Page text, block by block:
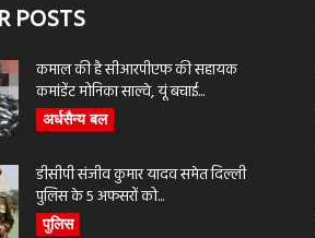
POSTS
कमाल की है सीआरपीएफ की सहायक
कमांडेंट मोनिका साल्वे, यूं बचाई...
अर्धसैन्य बल
डीसीपी संजीव कुमार यादव समेत दिल्ली
पुलिस के 5 अफसरों को...
पुलिस